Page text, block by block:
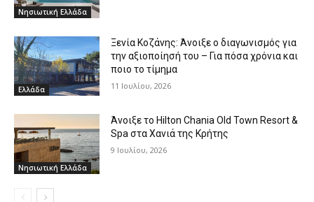
Νησιωτική Ελλάδα
Ελλάδα
Ξενία Κοζάνης: Άνοιξε ο διαγωνισμός για
την αξιοποίησή του – Για πόσα χρόνια και
ποιο το τίμημα
11 Ιουλίου, 2026
Νησιωτική Ελλάδα
Άνοιξε το Hilton Chania Old Town Resort &
Spa στα Χανιά της Κρήτης
9 Ιουλίου, 2026